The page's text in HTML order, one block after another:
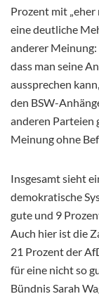
Prozent mit „eher
eine deutliche
anderer
dass man seine
aussprechen
den BSW-
anderen Parteien
Meinung ohne
Insgesamt sieht
demokratische
gute und 9
Auch hier ist die
21 Prozent der
für eine nicht so
Bündnis Sarah